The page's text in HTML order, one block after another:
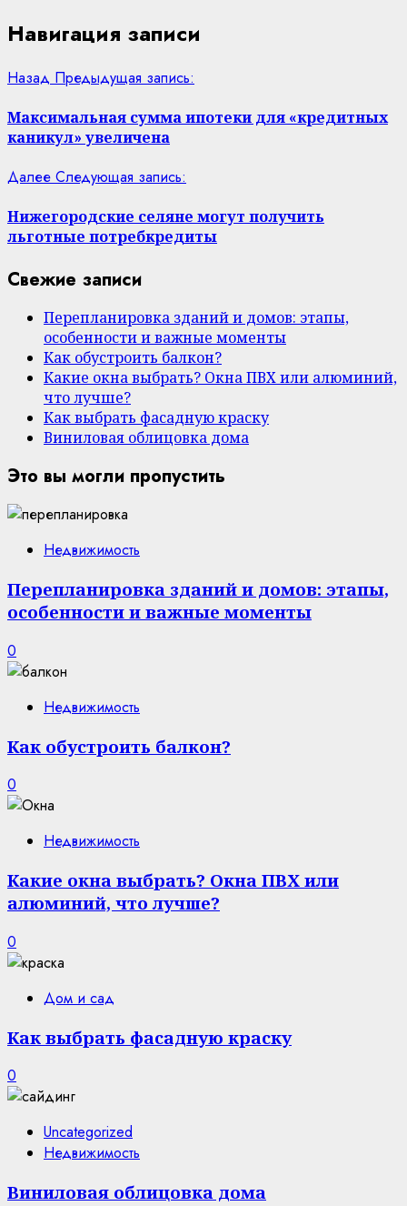
Навигация записи
Назад Предыдущая запись:
Максимальная сумма ипотеки для «кредитных
каникул» увеличена
Далее Следующая запись:
Нижегородские селяне могут получить
льготные потребкредиты
Свежие записи
Перепланировка зданий и домов: этапы,
особенности и важные моменты
Как обустроить балкон?
Какие окна выбрать? Окна ПВХ или алюминий,
что лучше?
Как выбрать фасадную краску
Виниловая облицовка дома
Это вы могли пропустить
Недвижимость
Перепланировка зданий и домов: этапы,
особенности и важные моменты
0
Недвижимость
Как обустроить балкон?
0
Недвижимость
Какие окна выбрать? Окна ПВХ или
алюминий, что лучше?
0
Дом и сад
Как выбрать фасадную краску
0
Uncategorized
Недвижимость
Виниловая облицовка дома